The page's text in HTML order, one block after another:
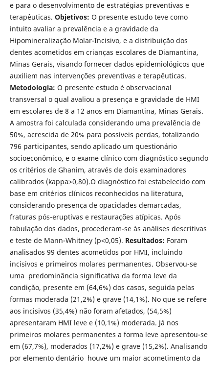
e para o desenvolvimento de estratégias preventivas e
terapêuticas. Objetivos: O presente estudo teve como
intuito avaliar a prevalência e a gravidade da
Hipomineralização Molar-Incisivo, e a distribuição dos
dentes acometidos em crianças escolares de Diamantina,
Minas Gerais, visando fornecer dados epidemiológicos que
auxiliem nas intervenções preventivas e terapêuticas.
Metodologia: O presente estudo é observacional
transversal o qual avaliou a presença e gravidade de HMI
em escolares de 8 a 12 anos em Diamantina, Minas Gerais.
A amostra foi calculada considerando uma prevalência de
50%, acrescida de 20% para possíveis perdas, totalizando
796 participantes, sendo aplicado um questionário
socioeconômico, e o exame clínico com diagnóstico segundo
os critérios de Ghanim, através de dois examinadores
calibrados (kappa>0,80).O diagnóstico foi estabelecido com
base em critérios clínicos reconhecidos na literatura,
considerando presença de opacidades demarcadas,
fraturas pós-eruptivas e restaurações atípicas. Após
tabulação dos dados, procederam-se às análises descritivas
e teste de Mann-Whitney (p<0,05). Resultados: Foram
analisados 99 dentes acometidos por HMI, incluindo
incisivos e primeiros molares permanentes. Observou-se
uma predominância significativa da forma leve da
condição, presente em (64,6%) dos casos, seguida pelas
formas moderada (21,2%) e grave (14,1%). No que se refere
aos incisivos (35,4%) não foram afetados, (54,5%)
apresentaram HMI leve e (10,1%) moderada. Já nos
primeiros molares permanentes a forma leve apresentou-se
em (67,7%), moderados (17,2%) e grave (15,2%). Analisando
por elemento dentário houve um maior acometimento da